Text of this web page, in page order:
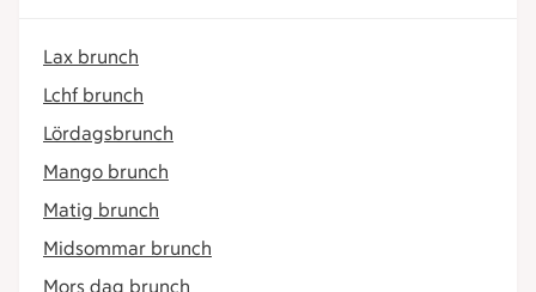
Lax brunch
Lchf brunch
Lördagsbrunch
Mango brunch
Matig brunch
Midsommar brunch
Mors dag brunch